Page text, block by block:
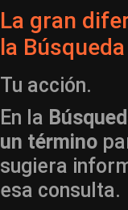
La gran
la
Tu acción.
En la
un término
sugiera
esa consulta.